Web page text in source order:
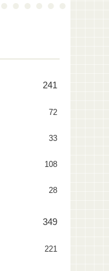
241
72
33
108
28
349
221